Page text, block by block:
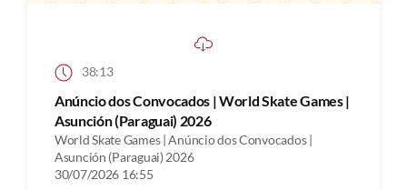
38:13
Anúncio dos Convocados | World Skate Games |
Asunción (Paraguai) 2026
World Skate Games | Anúncio dos Convocados |
Asunción (Paraguai) 2026
30/07/2026 16:55